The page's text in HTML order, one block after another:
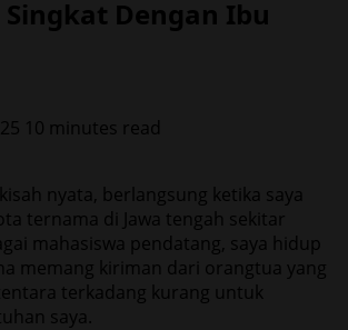
Dengan Ibu
10 minutes read
nyata, berlangsung ketika saya
ternama di Jawa tengah sekitar
mahasiswa pendatang, saya hidup
memang kiriman dari orangtua yang
terkadang kurang untuk
saya.